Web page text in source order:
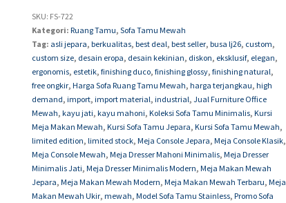
SKU: FS-722
Kategori:Ruang Tamu,Sofa Tamu Mewah
Tag: asli jepara,berkualitas,best deal,best seller,busa lj26, custom,
custom size, desain eropa, desain kekinian, diskon, eksklusif, elegan,
ergonomis, estetik,finishing duco,finishing glossy,finishing natural,
free ongkir,Harga Sofa Ruang Tamu Mewah,harga terjangkau,high
demand,import,import material,industrial,Jual Furniture Office
Mewah,kayu jati,kayu mahoni,Koleksi Sofa Tamu Minimalis,Kursi
Meja Makan Mewah,Kursi Sofa Tamu Jepara,Kursi Sofa Tamu Mewah,
limited edition,limited stock,Meja Console Jepara,Meja Console Klasik,
Meja Console Mewah,Meja Dresser Mahoni Minimalis,Meja Dresser
Minimalis Jati,Meja Dresser Minimalis Modern,Meja Makan Mewah
Jepara,Meja Makan Mewah Modern,Meja Makan Mewah Terbaru,Meja
Makan Mewah Ukir,mewah,Model Sofa Tamu Stainless,Promo Sofa